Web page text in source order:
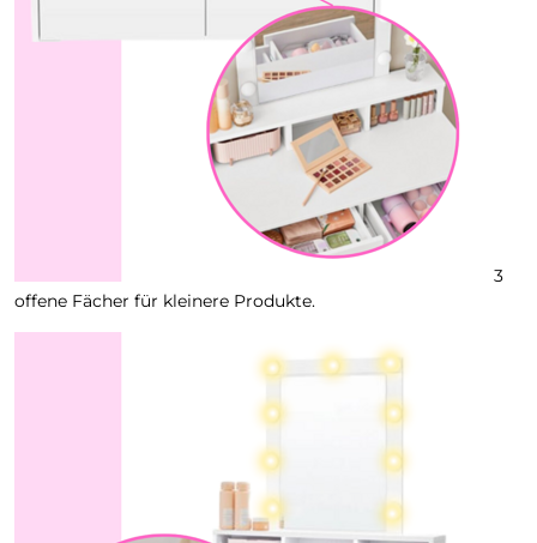
3
offene Fächer für kleinere Produkte.